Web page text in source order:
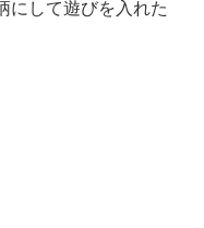
にして遊びを入れた